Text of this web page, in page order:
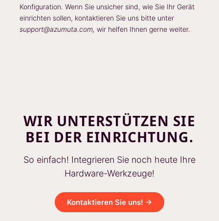
Konfiguration. Wenn Sie unsicher sind, wie Sie Ihr Gerät
einrichten sollen, kontaktieren Sie uns bitte unter
support@azumuta.com, wir helfen Ihnen gerne weiter.
WIR UNTERSTÜTZEN SIE
BEI DER EINRICHTUNG.
So einfach! Integrieren Sie noch heute Ihre
Hardware-Werkzeuge!
Kontaktieren Sie uns! →